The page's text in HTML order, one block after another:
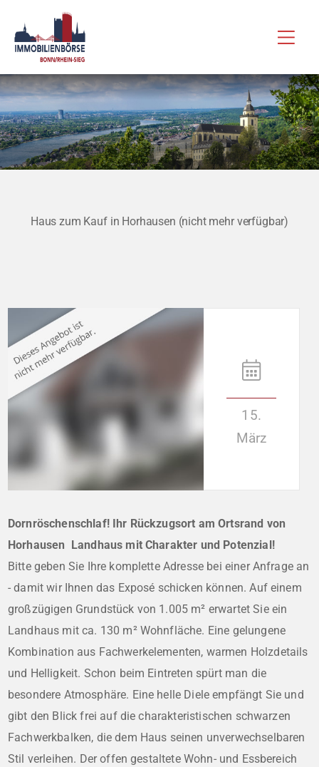
Inhalt
springen
Haus zum Kauf in Horhausen (nicht mehr verfügbar)
15.
März
Dornröschenschlaf! Ihr Rückzugsort am Ortsrand von
Horhausen  Landhaus mit Charakter und Potenzial!
Bitte geben Sie Ihre komplette Adresse bei einer Anfrage an
- damit wir Ihnen das Exposé schicken können. Auf einem
großzügigen Grundstück von 1.005 m² erwartet Sie ein
Landhaus mit ca. 130 m² Wohnfläche. Eine gelungene
Kombination aus Fachwerkelementen, warmen Holzdetails
und Helligkeit. Schon beim Eintreten spürt man die
besondere Atmosphäre. Eine helle Diele empfängt Sie und
gibt den Blick frei auf die charakteristischen schwarzen
Fachwerkbalken, die dem Haus seinen unverwechselbaren
Stil verleihen. Der offen gestaltete Wohn- und Essbereich